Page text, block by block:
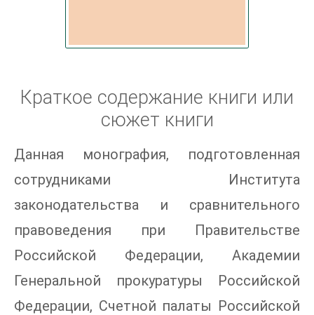
Краткое содержание книги или
сюжет книги
Данная монография, подготовленная
сотрудниками Института
законодательства и сравнительного
правоведения при Правительстве
Российской Федерации, Академии
Генеральной прокуратуры Российской
Федерации, Счетной палаты Российской